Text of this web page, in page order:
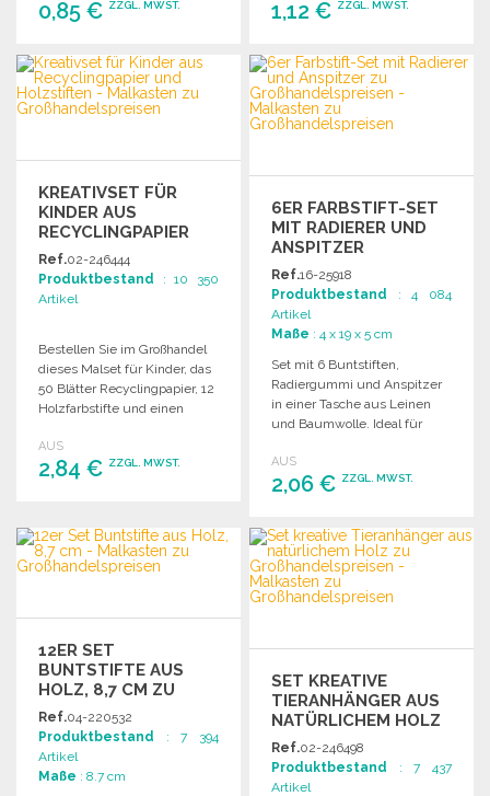
0,85 € ZZGL. MWST.
BESTELLEN
Angebot anfordern
1,12 € ZZGL. MWST.
BESTELLEN
Angebot anfordern
KREATIVSET FÜR
KINDER AUS
RECYCLINGPAPIER
UND HOLZSTIFTEN
Ref.02-246444
Produktbestand : 10 350
Artikel
Bestellen Sie im Großhandel
dieses Malset für Kinder, das
50 Blätter Recyclingpapier, 12
Holzfarbstifte und einen
umfasst.
AUS
2,84 € ZZGL. MWST.
Angebot anfordern
6ER FARBSTIFT-SET
MIT RADIERER UND
ANSPITZER
Ref.16-25918
Produktbestand : 4 084
Artikel
Maße : 4 x 19 x 5 cm
Set mit 6 Buntstiften,
Radiergummi und Anspitzer
in einer Tasche aus Leinen
und Baumwolle. Ideal für
AUS
2,06 € ZZGL. MWST.
BESTELLEN
Angebot anfordern
12ER SET
BUNTSTIFTE AUS
HOLZ, 8,7 CM ZU
GROSSHANDELSPREISEN
Ref.04-220532
Produktbestand : 7 394
Artikel
Maße : 8.7 cm
SET KREATIVE
TIERANHÄNGER AUS
NATÜRLICHEM HOLZ
Ref.02-246498
Produktbestand : 7 437
Artikel